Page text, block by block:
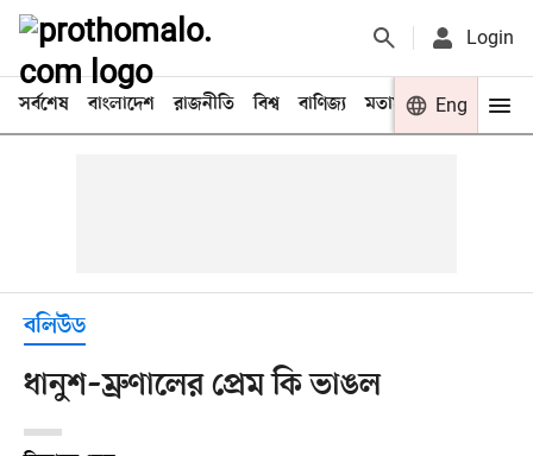
Login
সর্বশেষ বাংলাদেশ রাজনীতি বিশ্ব বাণিজ্য মতামত খেলা
Eng
বলিউড
ধানুশ–ম্রুণালের প্রেম কি ভাঙল